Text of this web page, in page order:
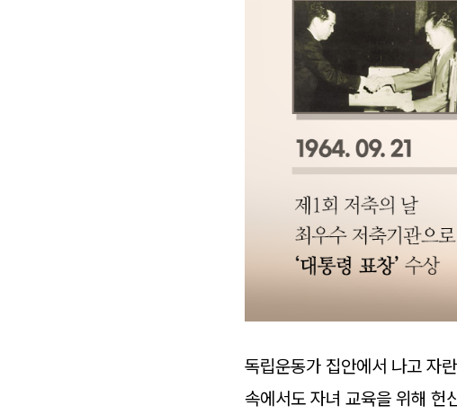
독립운동가 집안에서 나고 자
속에서도 자녀 교육을 위해